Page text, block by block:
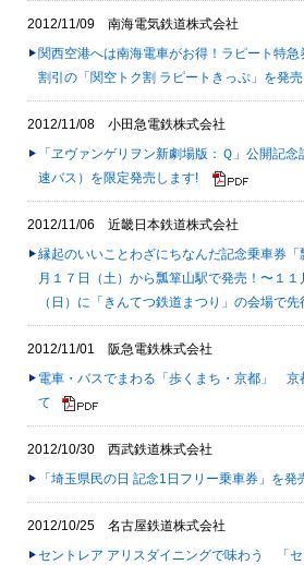
2012/11/09 南海電気鉄道株式会社
関西空港へは南海電車がお得！ラピート特
割引の「関空トク割 ラピートきっぷ」を発売
2012/11/08 小田急電鉄株式会社
「ヱヴァンゲリヲン新劇場版：Ｑ」公開記
速バス）を限定発売します!
2012/11/06 近畿日本鉄道株式会社
縁起のいいことわざにちなんだ記念乗車券「
月１７日（土）から瓢箪山駅で発売！〜１１
（日）に「きんてつ鉄道まつり」の会場で
2012/11/01 阪急電鉄株式会社
電車・バスでまわる「歩くまち・京都」 京
て
2012/10/30 西武鉄道株式会社
「埼玉県民の日 記念1日フリー乗車券」を発
2012/10/25 名古屋鉄道株式会社
セントレア アリスダイニングで味わう 「